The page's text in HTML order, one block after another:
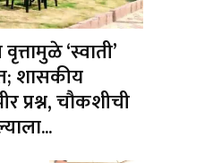
‘स्वाती’
शासकीय
प्रश्न, चौकशीची